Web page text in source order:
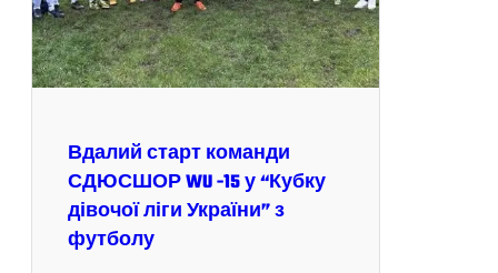
Вдалий старт команди
СДЮСШОР WU -15 у “Кубку
дівочої ліги України” з
футболу